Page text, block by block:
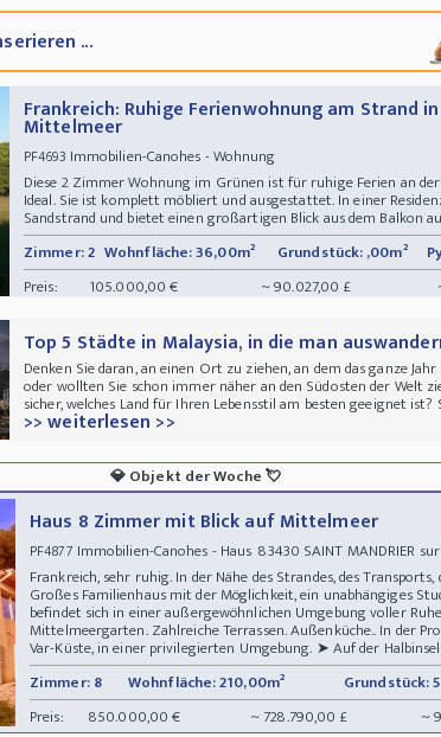
...
Frankreich: Ruhige Ferienwohnung am Strand
Mittelmeer
PF4693 Immobilien-Canohes - Wohnung
Diese 2 Zimmer Wohnung im Grünen ist für ruhige Ferien an
Ideal. Sie ist komplett möbliert und ausgestattet. In einer
Sandstrand und bietet einen großartigen Blick aus dem Balkon
Zimmer: 2 Wohnfläche: 36,00m² Grundstück: ,00m²
Preis:
105.000,00 € ~ 90.027,00 £
Top 5 Städte in Malaysia, in die man
Denken Sie daran, an einen Ort zu ziehen, an dem das ganze
oder wollten Sie schon immer näher an den Südosten der Welt
sicher, welches Land für Ihren Lebensstil am besten geeignet ist?
>> weiterlesen >>
💎Objekt der Woche💘
Haus 8 Zimmer mit Blick auf Mittelmeer
PF4877 Immobilien-Canohes - Haus 83430 SAINT MANDRIER
Frankreich, sehr ruhig. In der Nähe des Strandes, des
Großes Familienhaus mit der Möglichkeit, ein unabhängiges
befindet sich in einer außergewöhnlichen Umgebung voller
Mittelmeergarten. Zahlreiche Terrassen. Außenküche.. In der
Var-Küste, in einer privilegierten Umgebung. ➤ Auf der Halbinsel
Zimmer: 8
Wohnfläche: 210,00m² Grundstück:
Preis:
850.000,00 € ~ 728.790,00 £ ~